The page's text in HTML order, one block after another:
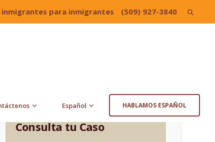
inmigrantes para inmigrantes (509) 927-3840 Search
Español HABLAMOS ESPAÑOL
Consulta tu Caso